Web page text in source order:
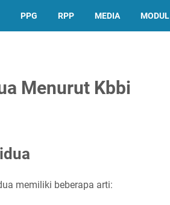
PPG RPP MEDIA MODUL
Menurut Kbbi
memiliki beberapa arti: